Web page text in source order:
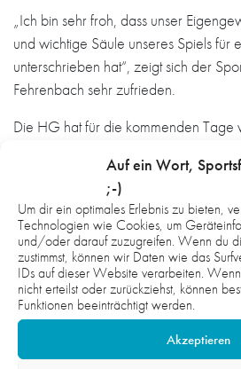
Auf ein Wort,
;-)
Um dir ein optimales Erlebnis zu bieten,
Technologien wie Cookies, um
und/oder darauf zuzugreifen. Wenn du
zustimmst, können wir Daten wie das
IDs auf dieser Website verarbeiten.
nicht erteilst oder zurückziehst, können
Funktionen beeinträchtigt werden.
Akzeptieren
„Ich bin sehr froh, dass unser
und wichtige Säule unseres Spiels für
unterschrieben hat“, zeigt sich der
Fehrenbach sehr zufrieden.
Die HG hat für die kommenden Tage
WAS DICH NOCH
KÖNNTE: